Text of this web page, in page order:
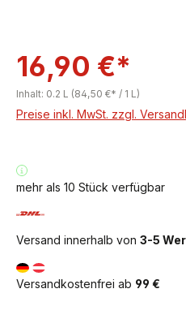
16,90 €*
Inhalt: 0.2 L (84,50 €* / 1 L)
Preise inkl. MwSt. zzgl.
mehr als 10 Stück verfügbar
Versand innerhalb von 3-5
Versandkostenfrei ab 99 €